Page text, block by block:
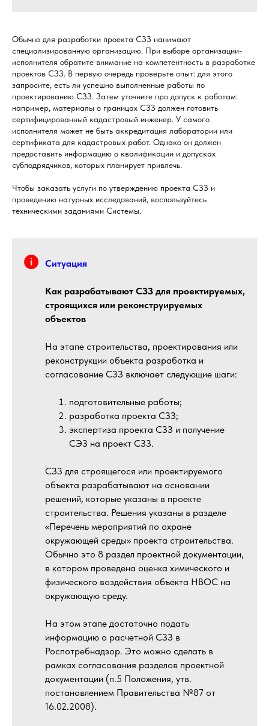
Обычно для разработки проекта СЗЗ нанимают
специализированную организацию. При выборе организации-
исполнителя обратите внимание на компетентность в разработке
проектов СЗЗ. В первую очередь проверьте опыт: для этого
запросите, есть ли успешно выполненные работы по
проектированию СЗЗ. Затем уточните про допуск к работам:
например, материалы о границах СЗЗ должен готовить
сертифицированный кадастровый инженер. У самого
исполнителя может не быть аккредитация лаборатории или
сертификата для кадастровых работ. Однако он должен
предоставить информацию о квалификации и допусках
субподрядчиков, которых планирует привлечь.
Чтобы заказать услуги по утверждению проекта СЗЗ и
проведению натурных исследований, воспользуйтесь
техническими заданиями Системы.
Ситуация
Как разрабатывают СЗЗ для проектируемых,
строящихся или реконструируемых
объектов
На этапе строительства, проектирования или
реконструкции объекта разработка и
согласование СЗЗ включает следующие шаги:
подготовительные работы;
разработка проекта СЗЗ;
экспертиза проекта СЗЗ и получение
СЭЗ на проект СЗЗ.
СЗЗ для строящегося или проектируемого
объекта разрабатывают на основании
решений, которые указаны в проекте
строительства. Решения указаны в разделе
«Перечень мероприятий по охране
окружающей среды» проекта строительства.
Обычно это 8 раздел проектной документации,
в котором проведена оценка химического и
физического воздействия объекта НВОС на
окружающую среду.
На этом этапе достаточно подать
информацию о расчетной СЗЗ в
Роспотребнадзор. Это можно сделать в
рамках согласования разделов проектной
документации (п.5 Положения, утв.
постановлением Правительства №87 от
16.02.2008).